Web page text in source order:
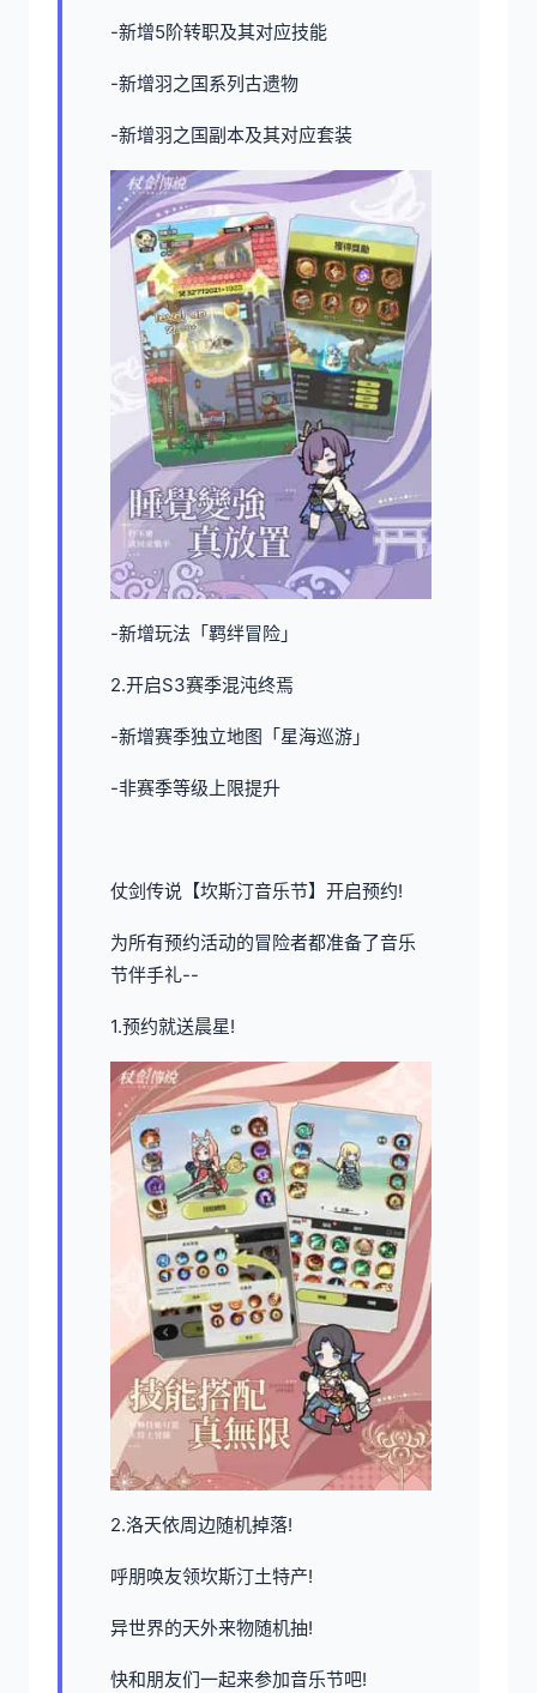
-新增5阶转职及其对应技能
-新增羽之国系列古遗物
-新增羽之国副本及其对应套装
-新增玩法「羁绊冒险」
2.开启S3赛季混沌终焉
-新增赛季独立地图「星海巡游」
-非赛季等级上限提升
仗剑传说【坎斯汀音乐节】开启预约!
为所有预约活动的冒险者都准备了音乐
节伴手礼--
1.预约就送晨星!
2.洛天依周边随机掉落!
呼朋唤友领坎斯汀土特产!
异世界的天外来物随机抽!
快和朋友们一起来参加音乐节吧!